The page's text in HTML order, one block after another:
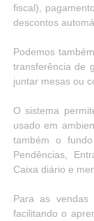
fiscal),
descontos
Podemos
transferência de
juntar mesas ou
O sistema
usado em
também o
Pendências,
Caixa diário e
Para as
facilitando o